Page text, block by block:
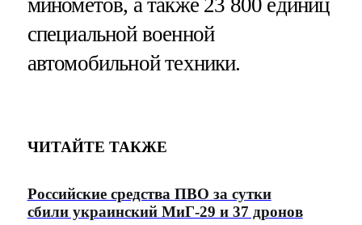
специальной военной
автомобильной техники.
ЧИТАЙТЕ ТАКЖЕ
Российские средства ПВО за сутки
сбили украинский МиГ-29 и 37 дронов